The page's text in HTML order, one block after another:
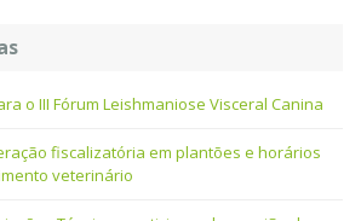
o III Fórum Leishmaniose Visceral Canina
fiscalizatória em plantões e horários
veterinário